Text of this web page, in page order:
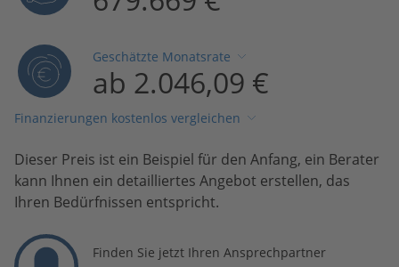
Geschätzte Monatsrate
ab 2.046,09 €
Finanzierungen kostenlos vergleichen
Dieser Preis ist ein Beispiel für den Anfang, ein Berater
kann Ihnen ein detailliertes Angebot erstellen, das
Ihren Bedürfnissen entspricht.
Finden Sie jetzt Ihren Ansprechpartner